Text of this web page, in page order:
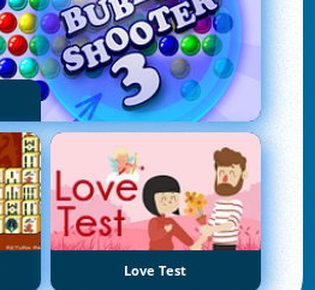
Love Test